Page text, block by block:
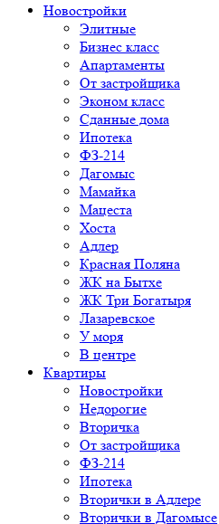
Новостройки
Элитные
Бизнес класс
Апартаменты
От застройщика
Эконом класс
Сданные дома
Ипотека
ФЗ-214
Дагомыс
Мамайка
Мацеста
Хоста
Адлер
Красная Поляна
ЖК на Бытхе
ЖК Три Богатыря
Лазаревское
У моря
В центре
Квартиры
Новостройки
Недорогие
Вторичка
От застройщика
ФЗ-214
Ипотека
Вторички в Адлере
Вторички в Дагомысе